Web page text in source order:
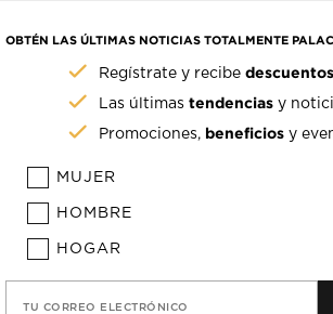
OBTÉN LAS ÚLTIMAS NOTICIAS TOTALMENTE
Regístrate y recibe
Las últimastendencias y
Promociones, beneficios y
MUJER
HOMBRE
HOGAR
TU CORREO ELECTRÓNICO